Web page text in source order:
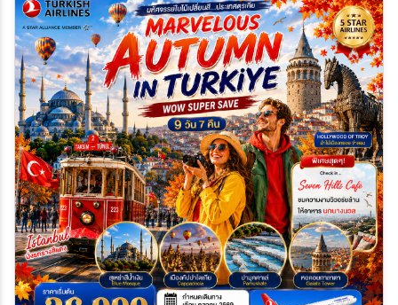
05 พ.ย. 69 - 13 พ.ย. 69
10 พ.ย. 69 - 18 พ.ย. 69
16 พ.ย. 69 - 24 พ.ย. 69
20 พ.ย. 69 - 28 พ.ย. 69
25 พ.ย. 69 - 03 ธ.ค. 69
30 พ.ย. 69 - 08 ธ.ค. 69
03 ธ.ค. 69 - 11 ธ.ค. 69
04 ธ.ค. 69 - 12 ธ.ค. 69
07 ธ.ค. 69 - 15 ธ.ค. 69
09 ธ.ค. 69 - 17 ธ.ค. 69
18 ธ.ค. 69 - 26 ธ.ค. 69
23 ธ.ค. 69 - 31 ธ.ค. 69
25 ธ.ค. 69 - 02 ม.ค. 70
28 ธ.ค. 69 - 05 ม.ค. 70
29 ธ.ค. 69 - 06 ม.ค. 70
30 ธ.ค. 69 - 07 ม.ค. 70